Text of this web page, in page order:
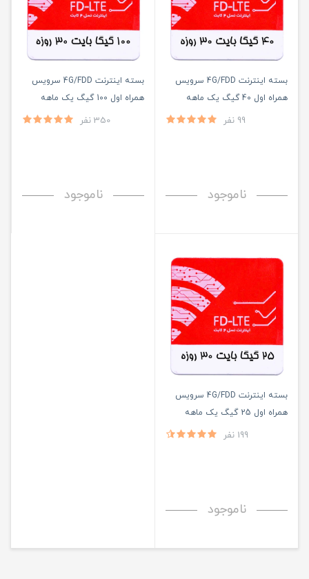
بسته اینترنت 4G/FDD سرویس
همراه اول 40 گیگ یک ماهه
99 نفر
ناموجود
بسته اینترنت 4G/FDD سرویس
همراه اول 100 گیگ یک ماهه
350 نفر
ناموجود
بسته اینترنت 4G/FDD سرویس
همراه اول 25 گیگ یک ماهه
199 نفر
ناموجود